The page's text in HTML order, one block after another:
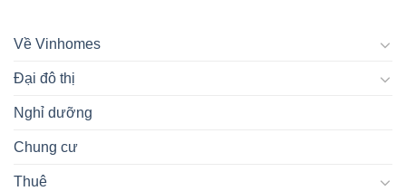
Về Vinhomes
Đại đô thị
Nghỉ dưỡng
Chung cư
Thuê